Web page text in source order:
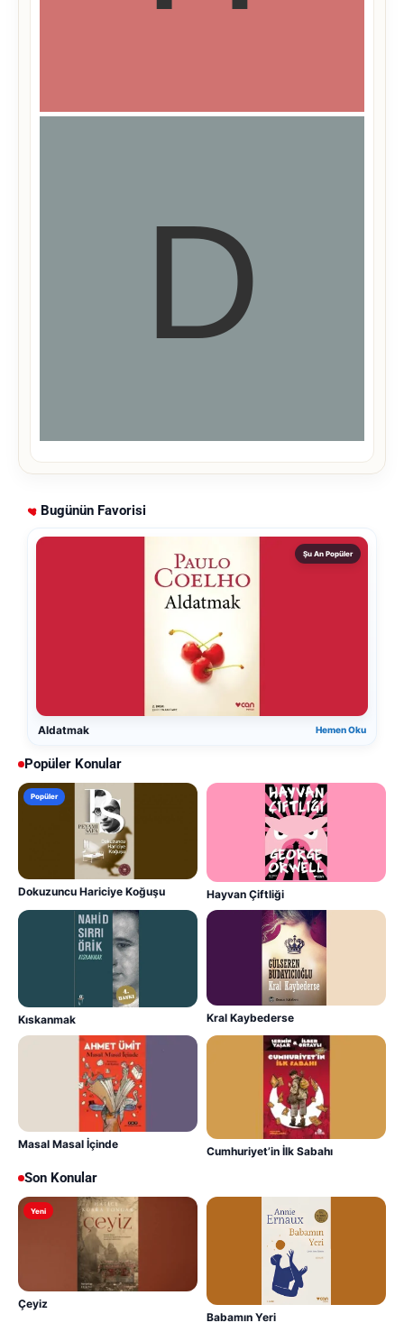
Bugünün Favorisi
Şu An Popüler
Aldatmak Hemen Oku
Popüler Konular
Popüler
Dokuzuncu Hariciye Koğuşu Hayvan Çiftliği
Kıskanmak Kral Kaybederse
Masal Masal İçinde
Cumhuriyet’in İlk Sabahı
Son Konular
Yeni
Çeyiz
Babamın Yeri